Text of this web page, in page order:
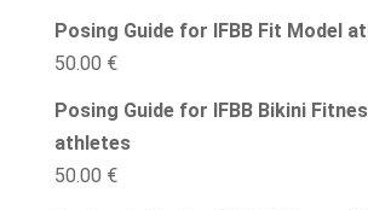
Posing Guide for IFBB Fit Model
50.00 €
Posing Guide for IFBB Bikini
athletes
50.00 €